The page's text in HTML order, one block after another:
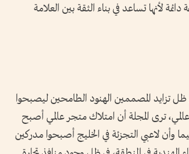
لأنها تساعد في بناء الثقة بين العلامة
تزايد المصممين الهنود الطامحين ليصبحوا
ترى المجلة أن امتلاك متجر عالمي أصبح
وأن لاعبي التجزئة في الخليج أصبحوا مدركين